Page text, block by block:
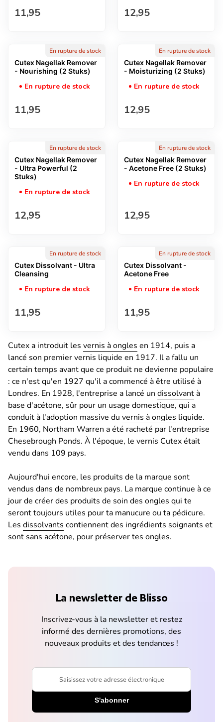
Prix normal
11,95 Prix normal
12,95
En rupture de stock
Cutex Nagellak Remover
- Nourishing (2 Stuks)
En rupture de stock
Prix normal
11,95
En rupture de stock
Cutex Nagellak Remover
- Moisturizing (2 Stuks)
En rupture de stock
Prix normal
12,95
En rupture de stock
Cutex Nagellak Remover
- Ultra Powerful (2
Stuks)
En rupture de stock
Prix normal
12,95
En rupture de stock
Cutex Nagellak Remover
- Acetone Free (2 Stuks)
En rupture de stock
Prix normal
12,95
En rupture de stock
Cutex Dissolvant - Ultra
Cleansing
En rupture de stock
Prix normal
11,95
En rupture de stock
Cutex Dissolvant -
Acetone Free
En rupture de stock
Prix normal
11,95
Cutex a introduit les vernis à ongles en 1914, puis a
lancé son premier vernis liquide en 1917. Il a fallu un
certain temps avant que ce produit ne devienne populaire
: ce n'est qu'en 1927 qu'il a commencé à être utilisé à
Londres. En 1928, l'entreprise a lancé un dissolvantà
base d'acétone, sûr pour un usage domestique, qui a
conduit à l'adoption massive du vernis à ongles liquide.
En 1960, Northam Warren a été racheté par l'entreprise
Chesebrough Ponds. À l'époque, le vernis Cutex était
vendu dans 109 pays.
Aujourd'hui encore, les produits de la marque sont
vendus dans de nombreux pays. La marque continue à ce
jour de créer des produits de soin des ongles qui te
seront toujours utiles pour ta manucure ou ta pédicure.
Les dissolvants contiennent des ingrédients soignants et
sont sans acétone, pour préserver tes ongles.
La newsletter de Blisso
Inscrivez-vous à la newsletter et restez
informé des dernières promotions, des
nouveaux produits et des tendances !
Saisissez votre adresse électronique